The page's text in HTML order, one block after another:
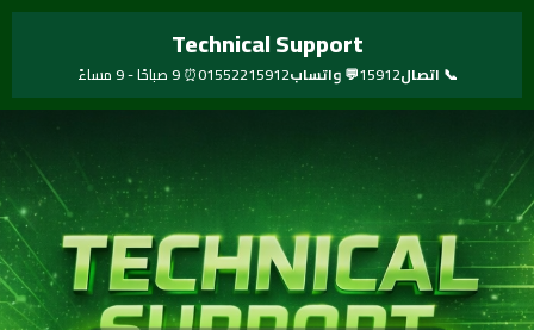
تخطي
Technical Support
📞 اتصال15912💬 واتساب01552215912⏰ 9 صباحًا - 9 مساءً